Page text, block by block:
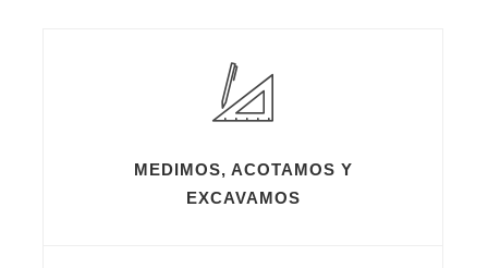
MEDIMOS, ACOTAMOS Y
EXCAVAMOS